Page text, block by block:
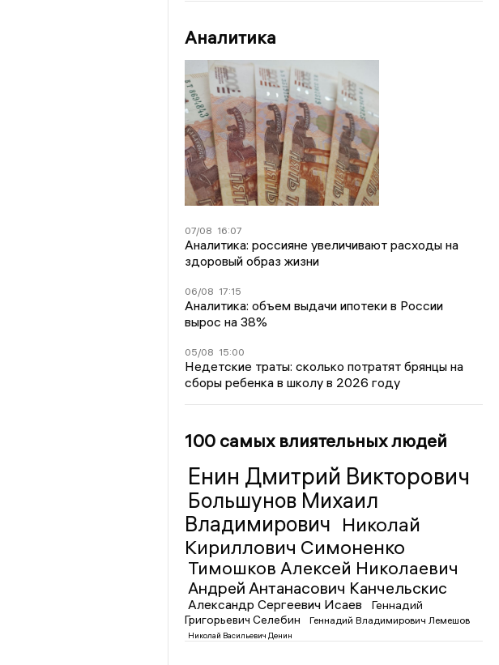
Аналитика
07/08 16:07
Аналитика: россияне увеличивают расходы на
здоровый образ жизни
06/08 17:15
Аналитика: объем выдачи ипотеки в России
вырос на 38%
05/08 15:00
Недетские траты: сколько потратят брянцы на
сборы ребенка в школу в 2026 году
100 самых влиятельных людей
Енин Дмитрий Викторович
Большунов Михаил
Владимирович Николай
Кириллович Симоненко
Тимошков Алексей Николаевич
Андрей Антанасович Канчельскис
Александр Сергеевич Исаев
Геннадий
Григорьевич Селебин
Геннадий Владимирович Лемешов
Николай Васильевич Денин